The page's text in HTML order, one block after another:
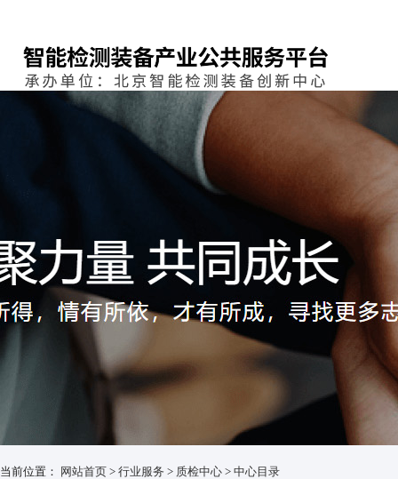
当前位置： 网站首页 > 行业服务 > 质检中心 > 中心目录